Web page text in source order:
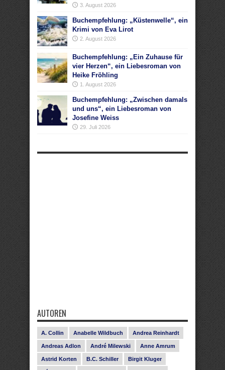
3. August 2026
Buchempfehlung: „Küstenwelle“, ein
Krimi von Eva Lirot
2. August 2026
Buchempfehlung: „Ein Zuhause für
vier Herzen“, ein Liebesroman von
Heike Fröhling
1. August 2026
Buchempfehlung: „Zwischen damals
und uns“, ein Liebesroman von
Josefine Weiss
29. Juli 2026
AUTOREN
A. Collin Anabelle Wildbuch Andrea Reinhardt
Andreas Adlon André Milewski Anne Amrum
Astrid Korten B.C. Schiller Birgit Kluger